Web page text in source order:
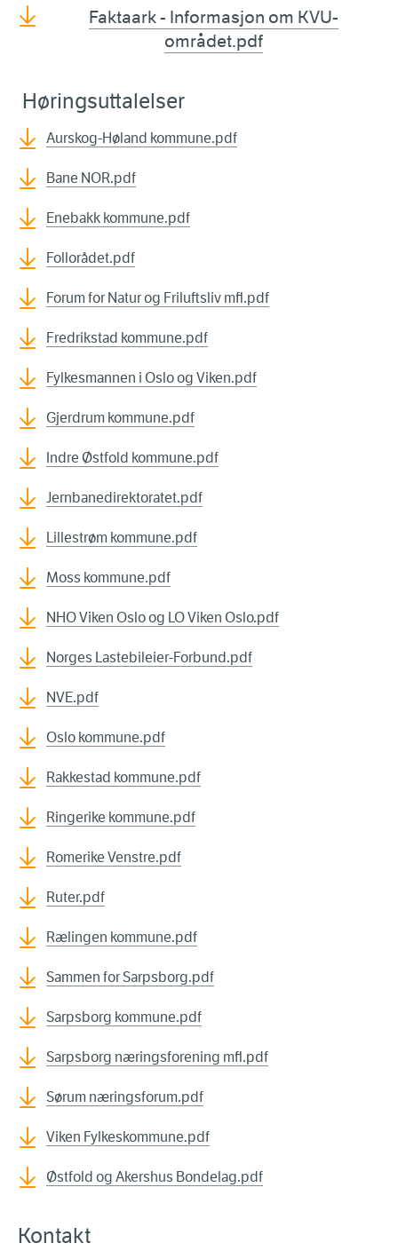
Faktaark - Informasjon om KVU-
området.pdf
Høringsuttalelser
Aurskog-Høland kommune.pdf
Bane NOR.pdf
Enebakk kommune.pdf
Follorådet.pdf
Forum for Natur og Friluftsliv mfl.pdf
Fredrikstad kommune.pdf
Fylkesmannen i Oslo og Viken.pdf
Gjerdrum kommune.pdf
Indre Østfold kommune.pdf
Jernbanedirektoratet.pdf
Lillestrøm kommune.pdf
Moss kommune.pdf
NHO Viken Oslo og LO Viken Oslo.pdf
Norges Lastebileier-Forbund.pdf
NVE.pdf
Oslo kommune.pdf
Rakkestad kommune.pdf
Ringerike kommune.pdf
Romerike Venstre.pdf
Ruter.pdf
Rælingen kommune.pdf
Sammen for Sarpsborg.pdf
Sarpsborg kommune.pdf
Sarpsborg næringsforening mfl.pdf
Sørum næringsforum.pdf
Viken Fylkeskommune.pdf
Østfold og Akershus Bondelag.pdf
Kontakt